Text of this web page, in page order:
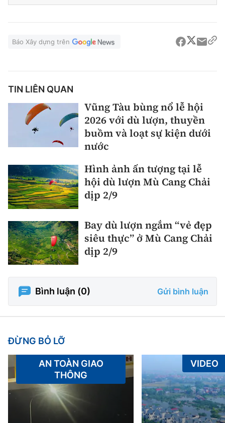
Báo Xây dựng trên
TIN LIÊN QUAN
Vũng Tàu bùng nổ lễ hội
2026 với dù lượn, thuyền
buồm và loạt sự kiện dưới
nước
Hình ảnh ấn tượng tại lễ
hội dù lượn Mù Cang Chải
dịp 2/9
Bay dù lượn ngắm “vẻ đẹp
siêu thực” ở Mù Cang Chải
dịp 2/9
Bình luận (0) Gửi bình luận
ĐỪNG BỎ LỠ
AN TOÀN GIAO
THÔNG
VIDEO